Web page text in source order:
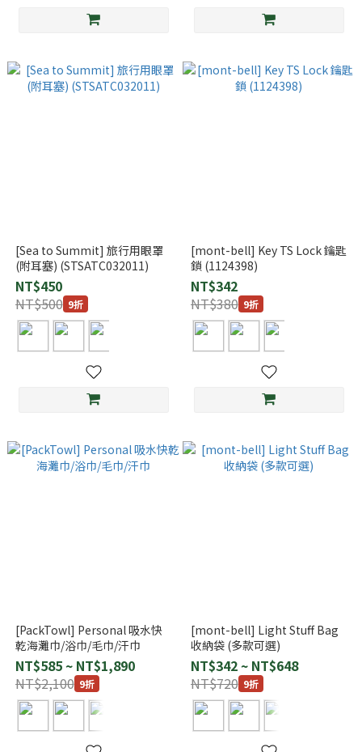
[Sea to Summit] 旅行用眼罩
(附耳塞) (STSATC032011)
NT$450
NT$500 9折
[mont-bell] Key TS Lock 鑰匙
鎖 (1124398)
NT$342
NT$380 9折
[PackTowl] Personal 吸水快
乾海灘巾/浴巾/毛巾/汗巾
NT$585 ~ NT$1,890
NT$2,100 9折
[mont-bell] Light Stuff Bag
收納袋 (多款可選)
NT$342 ~ NT$648
NT$720 9折